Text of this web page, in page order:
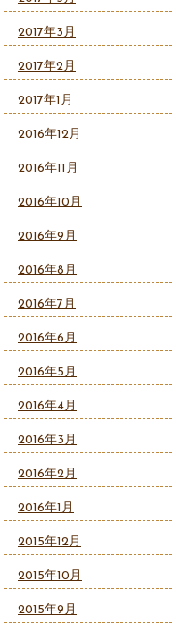
2017年3月
2017年2月
2017年1月
2016年12月
2016年11月
2016年10月
2016年9月
2016年8月
2016年7月
2016年6月
2016年5月
2016年4月
2016年3月
2016年2月
2016年1月
2015年12月
2015年10月
2015年9月